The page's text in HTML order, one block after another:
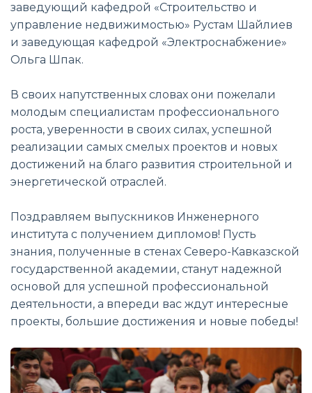
заведующий кафедрой «Строительство и
управление недвижимостью» Рустам Шайлиев
и заведующая кафедрой «Электроснабжение»
Ольга Шпак.
В своих напутственных словах они пожелали
молодым специалистам профессионального
роста, уверенности в своих силах, успешной
реализации самых смелых проектов и новых
достижений на благо развития строительной и
энергетической отраслей.
Поздравляем выпускников Инженерного
института с получением дипломов! Пусть
знания, полученные в стенах Северо-Кавказской
государственной академии, станут надежной
основой для успешной профессиональной
деятельности, а впереди вас ждут интересные
проекты, большие достижения и новые победы!